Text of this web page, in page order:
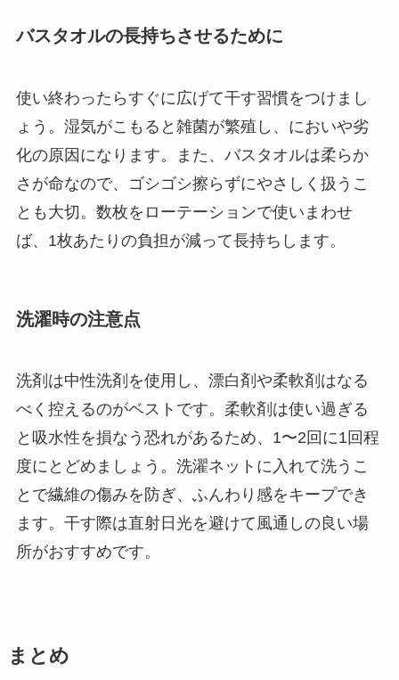
バスタオルの長持ちさせるために
使い終わったらすぐに広げて干す習慣をつけまし
ょう。湿気がこもると雑菌が繁殖し、においや劣
化の原因になります。また、バスタオルは柔らか
さが命なので、ゴシゴシ擦らずにやさしく扱うこ
とも大切。数枚をローテーションで使いまわせ
ば、1枚あたりの負担が減って長持ちします。
洗濯時の注意点
洗剤は中性洗剤を使用し、漂白剤や柔軟剤はなる
べく控えるのがベストです。柔軟剤は使い過ぎる
と吸水性を損なう恐れがあるため、1〜2回に1回程
度にとどめましょう。洗濯ネットに入れて洗うこ
とで繊維の傷みを防ぎ、ふんわり感をキープでき
ます。干す際は直射日光を避けて風通しの良い場
所がおすすめです。
まとめ